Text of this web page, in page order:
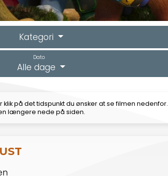
Kategori
Dato
Alle dage
på det tidspunkt du ønsker at se filmen nedenfor.
længere nede på siden.